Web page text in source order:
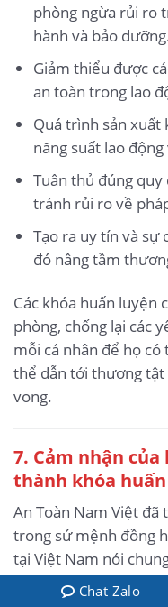
phòng ngừa rủi ro
hành và bảo
Giảm thiểu được
an toàn trong lao
Quá trình sản xuất
năng suất lao
Tuân thủ đúng
tránh rủi ro về
Tạo ra uy tín và
đó nâng tầm
Các khóa huấn luyện
phòng, chống lại các
mỗi cá nhân để họ
thể dẫn tới thương
vong.
7. Cảm nhận
thành khóa
An Toàn Nam Việt
trong sứ mệnh đồng
tại Việt Nam nói
riêng. Và trách
Chat Zalo